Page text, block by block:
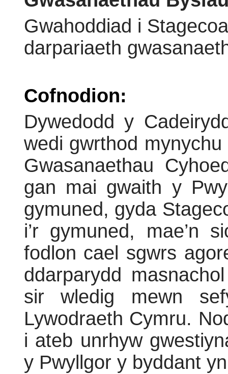
Gwahoddiad i
darpariaeth
Cofnodion:
Dywedodd y
wedi gwrthod
Gwasanaethau
gan mai gwaith y
gymuned, gyda
i’r gymuned, mae’n
fodlon cael sgwrs
ddarparydd
sir wledig mewn
Lywodraeth Cymru.
i ateb unrhyw
y Pwyllgor y byddant